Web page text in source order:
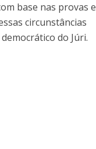
base nas provas e
circunstâncias
do Júri.